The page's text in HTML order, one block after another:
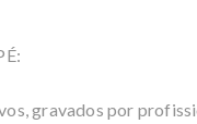
gravados por